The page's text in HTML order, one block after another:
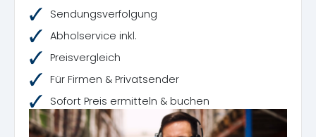
Sendungsverfolgung
Abholservice inkl.
Preisvergleich
Für Firmen & Privatsender
Sofort Preis ermitteln & buchen